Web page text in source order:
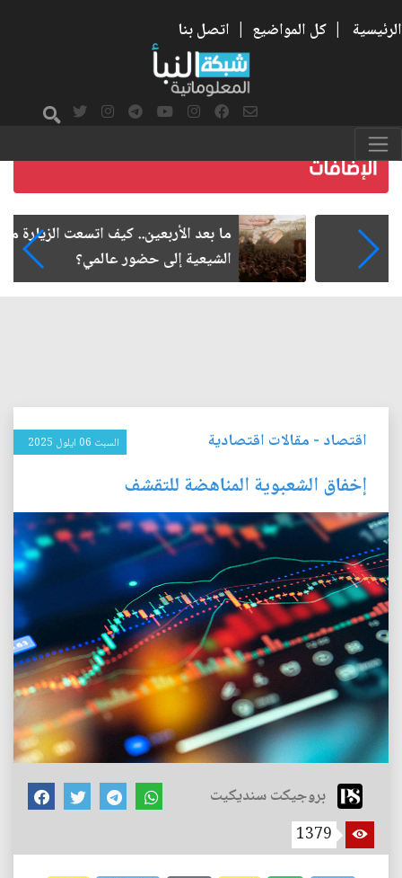
الرئيسية | كل المواضيع | اتصل بنا
ما بعد الأربعين.. كيف اتسعت الزيارة من هويتها
الشيعية إلى حضور عالمي؟
اقتصاد - مقالات اقتصادية السبت 06 ايلول 2025
إخفاق الشعبوية المناهضة للتقشف
بروجيكت سنديكيت
1379